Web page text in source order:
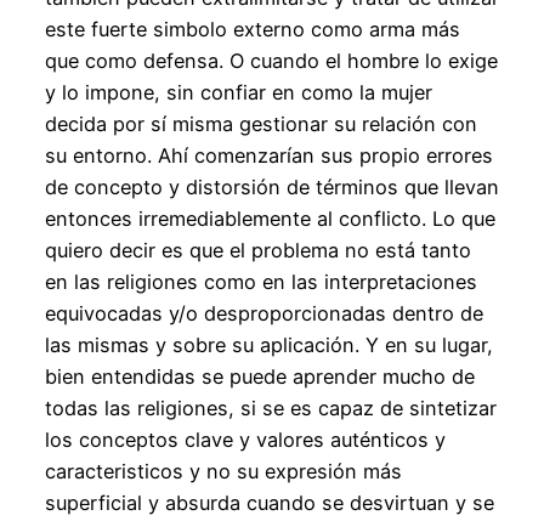
este fuerte simbolo externo como arma más
que como defensa. O cuando el hombre lo exige
y lo impone, sin confiar en como la mujer
decida por sí misma gestionar su relación con
su entorno. Ahí comenzarían sus propio errores
de concepto y distorsión de términos que llevan
entonces irremediablemente al conflicto. Lo que
quiero decir es que el problema no está tanto
en las religiones como en las interpretaciones
equivocadas y/o desproporcionadas dentro de
las mismas y sobre su aplicación. Y en su lugar,
bien entendidas se puede aprender mucho de
todas las religiones, si se es capaz de sintetizar
los conceptos clave y valores auténticos y
caracteristicos y no su expresión más
superficial y absurda cuando se desvirtuan y se